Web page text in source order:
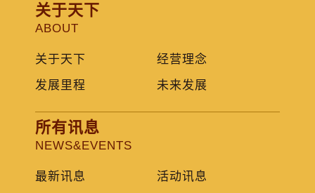
关于天下
ABOUT
关于天下
经营理念
发展里程
未来发展
所有讯息
NEWS&EVENTS
最新讯息 活动讯息